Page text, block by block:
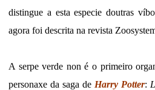
distingue a esta especie doutras
agora foi descrita na revista
A serpe verde non é o primeiro
personaxe da saga de Harry Potter: